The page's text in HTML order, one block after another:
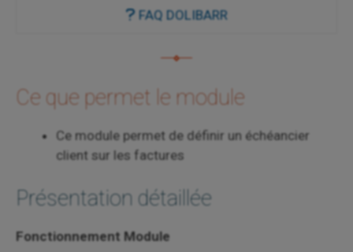
FAQ DOLIBARR
Ce que permet le module
Ce module permet de définir un échéancier
client sur les factures
Présentation détaillée
Fonctionnement Module